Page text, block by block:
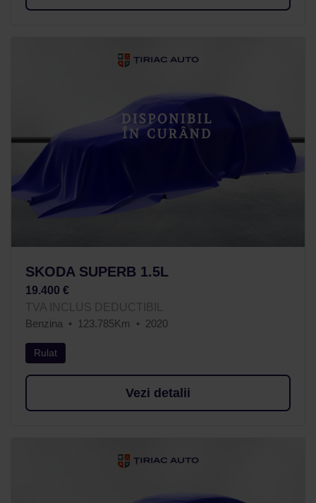
SKODA SUPERB 1.5L
19.400 €
TVA INCLUS DEDUCTIBIL
Benzina
123.785Km 2020
Rulat
Vezi detalii